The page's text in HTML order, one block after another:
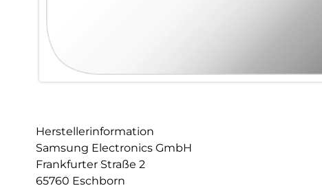
Herstellerinformation
Samsung Electronics GmbH
Frankfurter Straße 2
65760 Eschborn